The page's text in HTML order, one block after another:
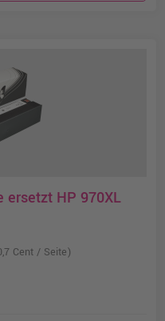
ersetzt HP 970XL
Cent / Seite)